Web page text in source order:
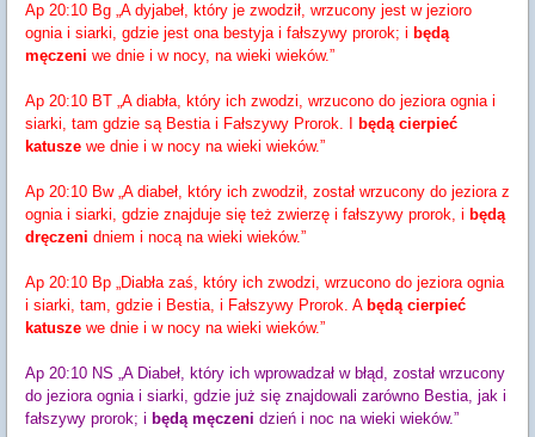
Ap 20:10 Bg „A dyjabeł, który je zwodził, wrzucony jest w jezioro
ognia i siarki, gdzie jest ona bestyja i fałszywy prorok; i będą
męczeni we dnie i w nocy, na wieki wieków.”
Ap 20:10 BT „A diabła, który ich zwodzi, wrzucono do jeziora ognia i
siarki, tam gdzie są Bestia i Fałszywy Prorok. I
będą cierpieć
katusze we dnie i w nocy na wieki wieków.”
Ap 20:10 Bw „A diabeł, który ich zwodził, został wrzucony do jeziora z
ognia i siarki, gdzie znajduje się też zwierzę i fałszywy prorok, i będą
dręczeni dniem i nocą na wieki wieków.”
Ap 20:10 Bp „Diabła zaś, który ich zwodzi, wrzucono do jeziora ognia
i siarki, tam, gdzie i Bestia, i Fałszywy Prorok. A będą cierpieć
katusze we dnie i w nocy na wieki wieków.”
Ap 20:10 NS „A Diabeł, który ich wprowadzał w błąd, został wrzucony
do jeziora ognia i siarki, gdzie już się znajdowali zarówno Bestia, jak i
fałszywy prorok; i będą męczeni dzień i noc na wieki wieków.”